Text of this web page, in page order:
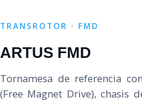
TRANSROTOR · FMD
ARTUS FMD
Tornamesa de referencia
(Free Magnet Drive), chasis